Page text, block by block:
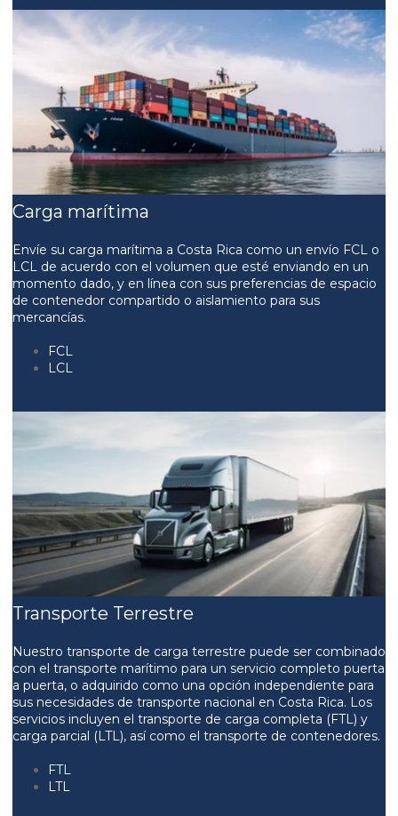
Carga marítima
Envíe su carga marítima a Costa Rica como un envío FCL o
LCL de acuerdo con el volumen que esté enviando en un
momento dado, y en línea con sus preferencias de espacio
de contenedor compartido o aislamiento para sus
mercancías.
FCL
LCL
Transporte Terrestre
Nuestro transporte de carga terrestre puede ser combinado
con el transporte marítimo para un servicio completo puerta
a puerta, o adquirido como una opción independiente para
sus necesidades de transporte nacional en Costa Rica. Los
servicios incluyen el transporte de carga completa (FTL) y
carga parcial (LTL), así como el transporte de contenedores.
FTL
LTL